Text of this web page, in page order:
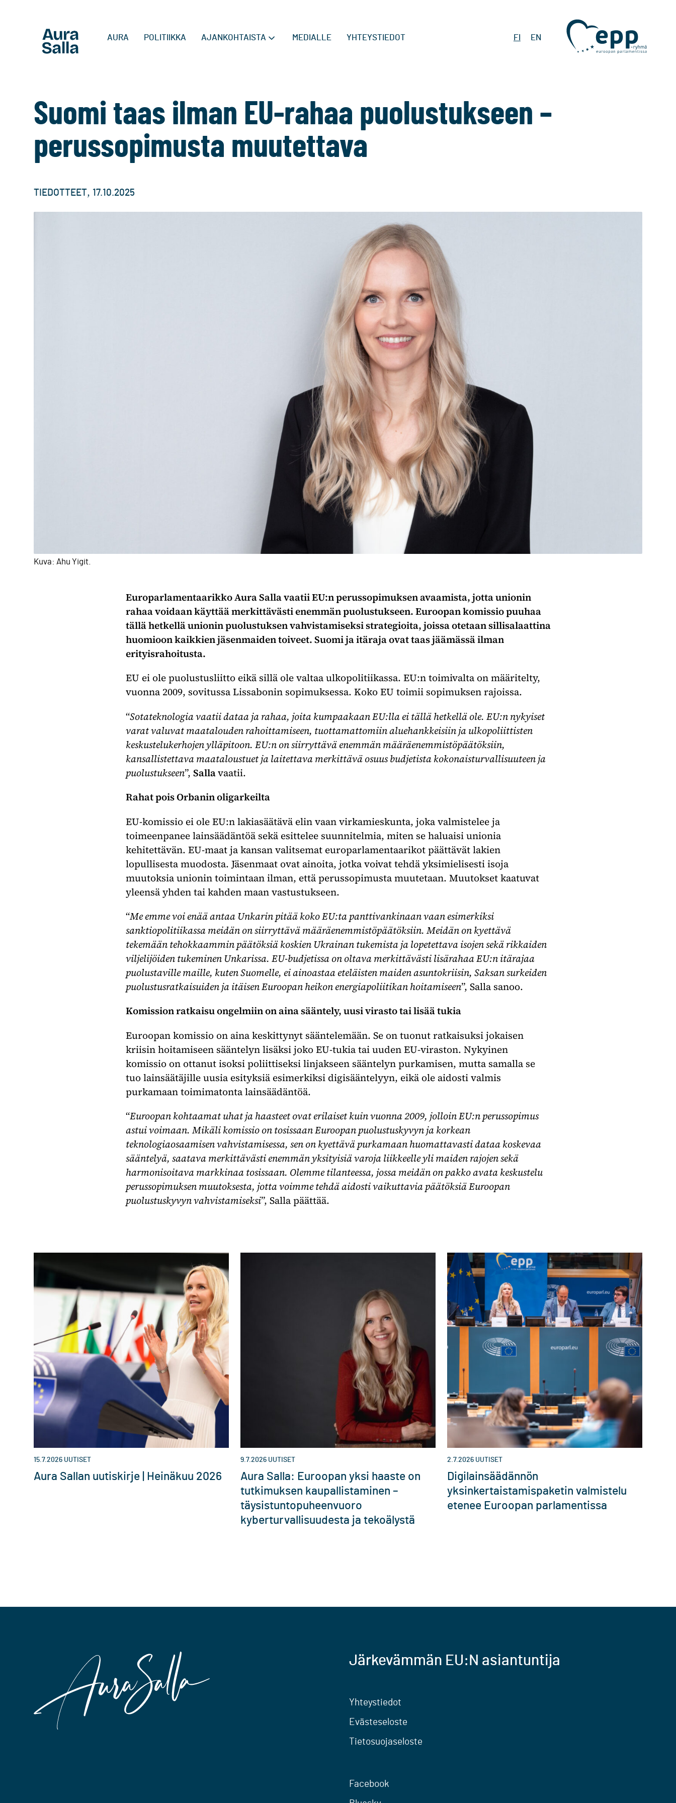
AURA POLITIIKKA AJANKOHTAISTA MEDIALLE YHTEYSTIEDOT FI EN
Suomi taas ilman EU-rahaa puolustukseen –
perussopimusta muutettava
TIEDOTTEET , 17.10.2025
Kuva: Ahu Yigit.
Europarlamentaarikko Aura Salla vaatii EU:n perussopimuksen avaamista, jotta unionin
rahaa voidaan käyttää merkittävästi enemmän puolustukseen. Euroopan komissio puuhaa
tällä hetkellä unionin puolustuksen vahvistamiseksi strategioita, joissa otetaan sillisalaattina
huomioon kaikkien jäsenmaiden toiveet. Suomi ja itäraja ovat taas jäämässä ilman
erityisrahoitusta.
EU ei ole puolustusliitto eikä sillä ole valtaa ulkopolitiikassa. EU:n toimivalta on määritelty,
vuonna 2009, sovitussa Lissabonin sopimuksessa. Koko EU toimii sopimuksen rajoissa.
“Sotateknologia vaatii dataa ja rahaa, joita kumpaakaan EU:lla ei tällä hetkellä ole. EU:n nykyiset
varat valuvat maatalouden rahoittamiseen, tuottamattomiin aluehankkeisiin ja ulkopoliittisten
keskustelukerhojen ylläpitoon. EU:n on siirryttävä enemmän määräenemmistöpäätöksiin,
kansallistettava maataloustuet ja laitettava merkittävä osuus budjetista kokonaisturvallisuuteen ja
puolustukseen”, Sallavaatii.
Rahat pois Orbanin oligarkeilta
EU-komissio ei ole EU:n lakiasäätävä elin vaan virkamieskunta, joka valmistelee ja
toimeenpanee lainsäädäntöä sekä esittelee suunnitelmia, miten se haluaisi unionia
kehitettävän. EU-maat ja kansan valitsemat europarlamentaarikot päättävät lakien
lopullisesta muodosta. Jäsenmaat ovat ainoita, jotka voivat tehdä yksimielisesti isoja
muutoksia unionin toimintaan ilman, että perussopimusta muutetaan. Muutokset kaatuvat
yleensä yhden tai kahden maan vastustukseen.
“Me emme voi enää antaa Unkarin pitää koko EU:ta panttivankinaan vaan esimerkiksi
sanktiopolitiikassa meidän on siirryttävä määräenemmistöpäätöksiin. Meidän on kyettävä
tekemään tehokkaammin päätöksiä koskien Ukrainan tukemista ja lopetettava isojen sekä rikkaiden
viljelijöiden tukeminen Unkarissa. EU-budjetissa on oltava merkittävästi lisärahaa EU:n itärajaa
puolustaville maille, kuten Suomelle, ei ainoastaa eteläisten maiden asuntokriisin, Saksan surkeiden
puolustusratkaisuiden ja itäisen Euroopan heikon energiapoliitikan hoitamiseen”, Salla sanoo.
Komission ratkaisu ongelmiin on aina sääntely, uusi virasto tai lisää tukia
Euroopan komissio on aina keskittynyt sääntelemään. Se on tuonut ratkaisuksi jokaisen
kriisin hoitamiseen sääntelyn lisäksi joko EU-tukia tai uuden EU-viraston. Nykyinen
komissio on ottanut isoksi poliittiseksi linjakseen sääntelyn purkamisen, mutta samalla se
tuo lainsäätäjille uusia esityksiä esimerkiksi digisääntelyyn, eikä ole aidosti valmis
purkamaan toimimatonta lainsäädäntöä.
“Euroopan kohtaamat uhat ja haasteet ovat erilaiset kuin vuonna 2009, jolloin EU:n perussopimus
astui voimaan. Mikäli komissio on tosissaan Euroopan puolustuskyvyn ja korkean
teknologiaosaamisen vahvistamisessa, sen on kyettävä purkamaan huomattavasti dataa koskevaa
sääntelyä, saatava merkittävästi enemmän yksityisiä varoja liikkeelle yli maiden rajojen sekä
harmonisoitava markkinaa tosissaan. Olemme tilanteessa, jossa meidän on pakko avata keskustelu
perussopimuksen muutoksesta, jotta voimme tehdä aidosti vaikuttavia päätöksiä Euroopan
puolustuskyvyn vahvistamiseksi”, Salla päättää.
15.7.2026 UUTISET
Aura Sallan uutiskirje | Heinäkuu 2026
9.7.2026 UUTISET
Aura Salla: Euroopan yksi haaste on
tutkimuksen kaupallistaminen –
täysistuntopuheenvuoro
kyberturvallisuudesta ja tekoälystä
2.7.2026 UUTISET
Digilainsäädännön
yksinkertaistamispaketin valmistelu
etenee Euroopan parlamentissa
Järkevämmän EU:N asiantuntija
Yhteystiedot
Evästeseloste
Tietosuojaseloste
Facebook